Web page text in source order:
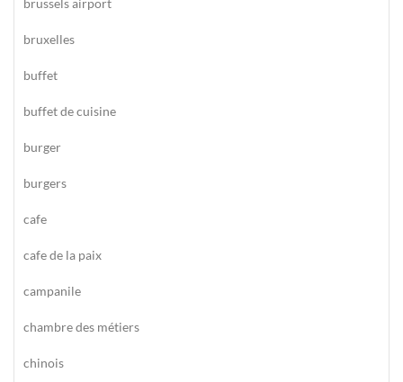
bruxelles
buffet
buffet de cuisine
burger
burgers
cafe
cafe de la paix
campanile
chambre des métiers
chinois